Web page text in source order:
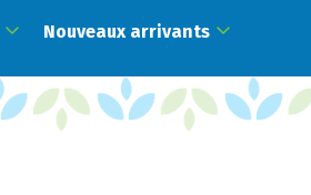
Nouveaux arrivants